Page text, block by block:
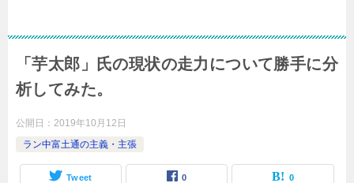
「芋太郎」氏の現状の走力について勝手に分
析してみた。
公開日： 2019年10月12日
ラン中富土通の主義・主張
Tweet 0 0